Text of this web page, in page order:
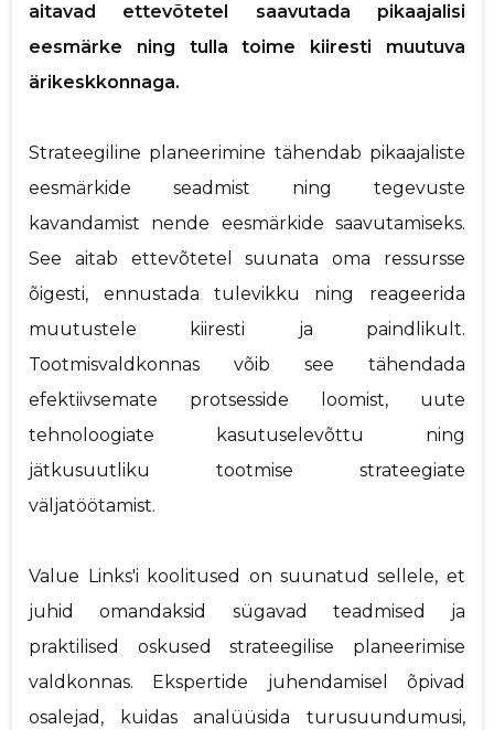
aitavad ettevõtetel saavutada pikaajalisi
eesmärke ning tulla toime kiiresti muutuva
ärikeskkonnaga.
Strateegiline planeerimine tähendab pikaajaliste
eesmärkide seadmist ning tegevuste
kavandamist nende eesmärkide saavutamiseks.
See aitab ettevõtetel suunata oma ressursse
õigesti, ennustada tulevikku ning reageerida
muutustele kiiresti ja paindlikult.
Tootmisvaldkonnas võib see tähendada
efektiivsemate protsesside loomist, uute
tehnoloogiate kasutuselevõttu ning
jätkusuutliku tootmise strateegiate
väljatöötamist.
Value Links'i koolitused on suunatud sellele, et
juhid omandaksid sügavad teadmised ja
praktilised oskused strateegilise planeerimise
valdkonnas. Ekspertide juhendamisel õpivad
osalejad, kuidas analüüsida turusuundumusi,